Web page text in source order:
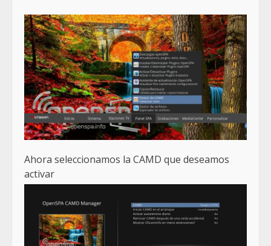
Ahora seleccionamos la CAMD que deseamos
activar